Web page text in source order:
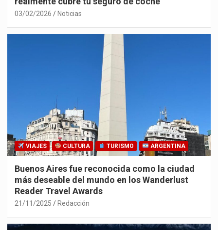
03/02/2026 Noticias
VIAJES CULTURA TURISMO ARGENTINA
Buenos Aires fue reconocida como la ciudad
más deseable del mundo en los Wanderlust
Reader Travel Awards
21/11/2025 Redacción